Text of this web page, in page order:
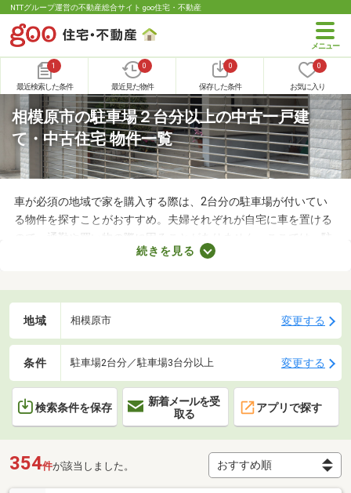
NTTグループ運営の不動産総合サイト goo住宅・不動産
1
最近検索した条件
0
最近見た物件
0
保存した条件
0
お気に入り
相模原市の駐車場２台分以上の中古一戸建
て・中古住宅 物件一覧
車が必須の地域で家を購入する際は、2台分の駐車場が付いてい
る物件を探すことがおすすめ。夫婦それぞれが自宅に車を置ける
ので、通勤や買い物の際に困ることがありません。ここでは、駐
車場2台分以上を備えている中古の一戸建てを紹介します。物件
トをチェックしましょう。
続きを見る
地域 相模原市 変更する
条件 駐車場2台分／駐車場3台分以上 変更する
検索条件を保存
新着メールを受
取る
アプリで探す
354件が該当しました。